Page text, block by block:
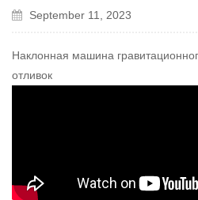
September 11, 2023
Наклонная машина
отливок